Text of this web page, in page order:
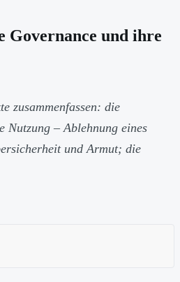
Governance und ihre
zusammenfassen: die
Nutzung – Ablehnung eines
und Armut; die